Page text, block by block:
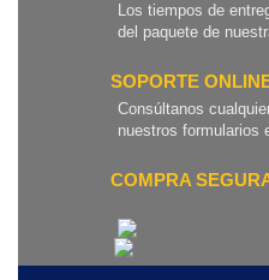
Los tiempos de
del paquete de
SOPORTE
Consúltanos
nuestros formularios
COMPRA